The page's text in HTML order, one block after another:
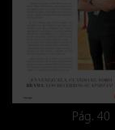
Pág. 40